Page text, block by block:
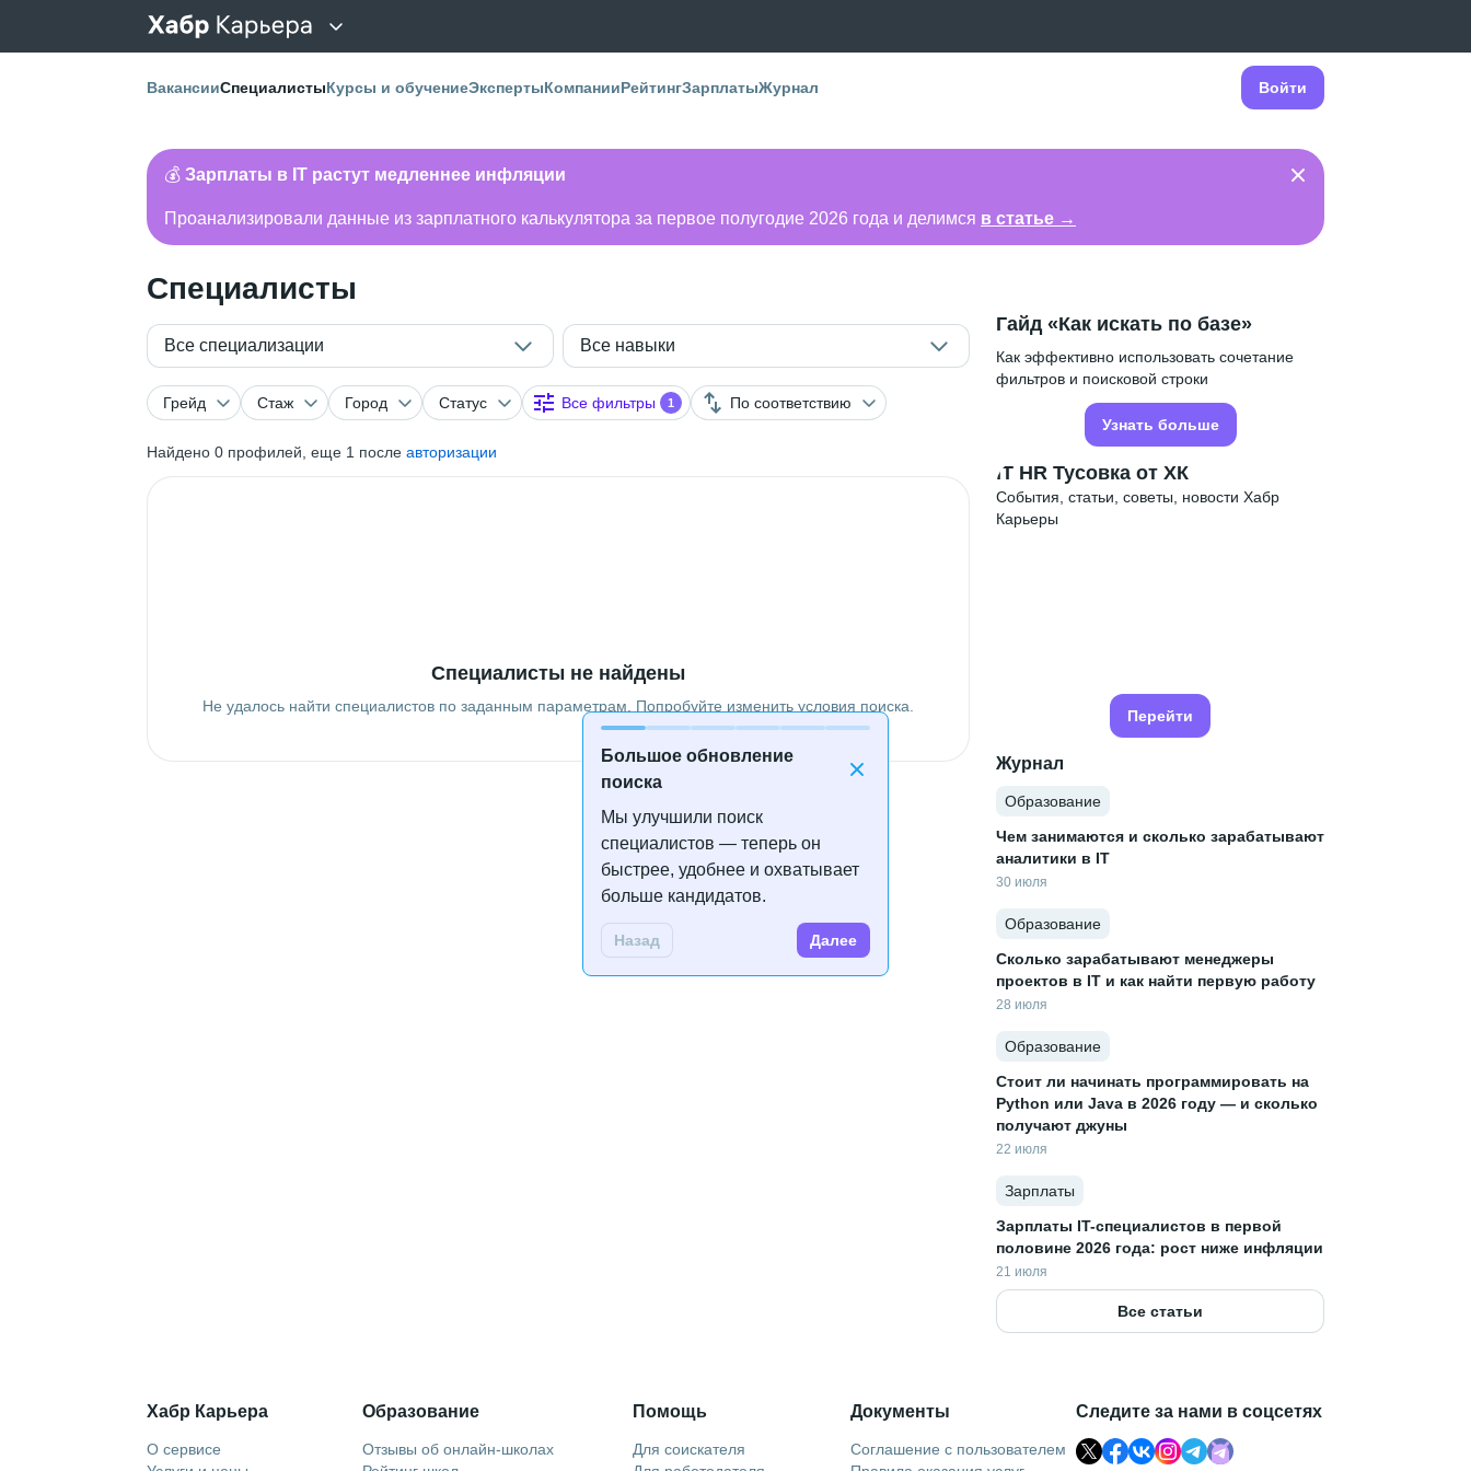
ВакансииСпециалистыКурсы и обучениеЭкспертыКомпанииРейтингЗарплатыЖурнал Войти
💰 Зарплаты в IT растут медленнее инфляции
Проанализировали данные из зарплатного калькулятора за первое полугодие 2026 года и делимся в статье →
Специалисты
Все специализации Все навыки
Грейд Стаж Город Статус Все фильтры 1 По соответствию
Найдено 0 профилей, еще 1 после авторизации
Большое обновление
поиска
Мы улучшили поиск
специалистов — теперь он
быстрее, удобнее и охватывает
больше кандидатов.
Назад Далее
Специалисты не найдены
Не удалось найти специалистов по заданным параметрам. Попробуйте изменить условия поиска.
Гайд «Как искать по базе»
Как эффективно использовать сочетание
фильтров и поисковой строки
Узнать больше
IT HR Тусовка от ХК
События, статьи, советы, новости Хабр
Карьеры
Перейти
Журнал
Образование
Чем занимаются и сколько зарабатывают
аналитики в IT
30 июля
Образование
Сколько зарабатывают менеджеры
проектов в IT и как найти первую работу
28 июля
Образование
Стоит ли начинать программировать на
Python или Java в 2026 году — и сколько
получают джуны
22 июля
Зарплаты
Зарплаты IT-специалистов в первой
половине 2026 года: рост ниже инфляции
21 июля
Все статьи
Хабр Карьера
О сервисе
Образование
Отзывы об онлайн-школах
Помощь
Для соискателя
Документы
Соглашение с пользователем
Следите за нами в соцсетях